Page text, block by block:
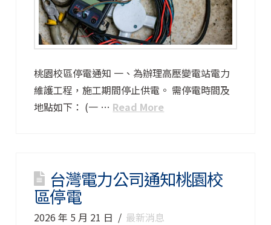
桃園校區停電通知 一、為辦理高壓變電站電力
維護工程，施工期間停止供電。 需停電時間及
地點如下： (一 … Read More
台灣電力公司通知桃園校
區停電
2026 年 5 月 21 日 最新消息